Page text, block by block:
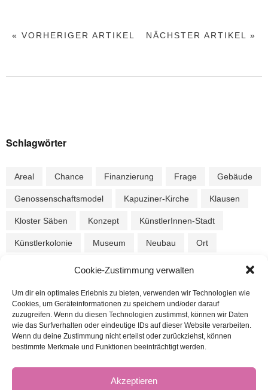
Cookie-Zustimmung verwalten
Um dir ein optimales Erlebnis zu bieten, verwenden wir Technologien wie
Cookies, um Geräteinformationen zu speichern und/oder darauf
zuzugreifen. Wenn du diesen Technologien zustimmst, können wir Daten
wie das Surfverhalten oder eindeutige IDs auf dieser Website verarbeiten.
Wenn du deine Zustimmung nicht erteilst oder zurückziehst, können
bestimmte Merkmale und Funktionen beeinträchtigt werden.
Akzeptieren
NÄCHSTER ARTIKEL »
« VORHERIGER ARTIKEL
Schlagwörter
Areal Chance Finanzierung Frage Gebäude
Genossenschaftsmodel Kapuziner-Kirche Klausen
Kloster Säben Konzept KünstlerInnen-Stadt
Künstlerkolonie Museum Neubau Ort
Schindergries
zeitgemäß